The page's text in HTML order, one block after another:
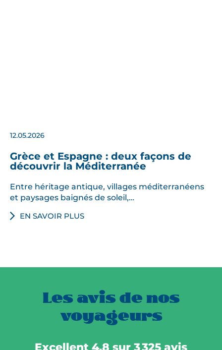
12.05.2026
Grèce et Espagne : deux façons de
découvrir la Méditerranée
Entre héritage antique, villages méditerranéens
et paysages baignés de soleil,…
EN SAVOIR PLUS
Les avis de nos
voyageurs
Excellent 4,8 sur 3 325 avis